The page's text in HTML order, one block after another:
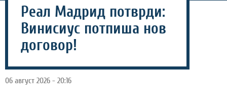
Реал Мадрид потврди:
Винисиус потпиша нов
договор!
06 август 2026 - 20:16